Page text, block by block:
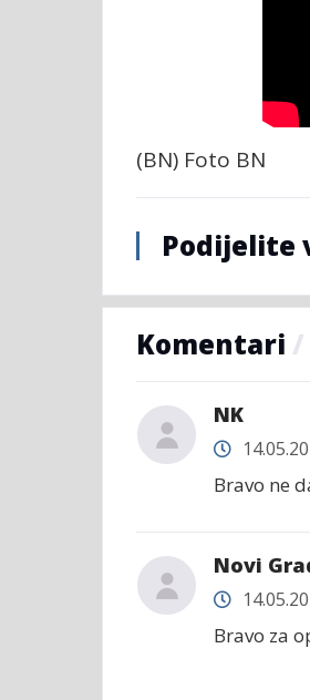
(BN) Foto BN
Podijelite
Komentari /
NK
Bravo ne
Novi
Bravo za